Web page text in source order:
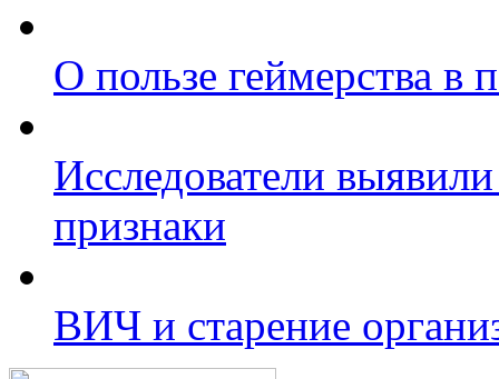
О пользе геймерства в
Исследователи
признаки
ВИЧ и старение